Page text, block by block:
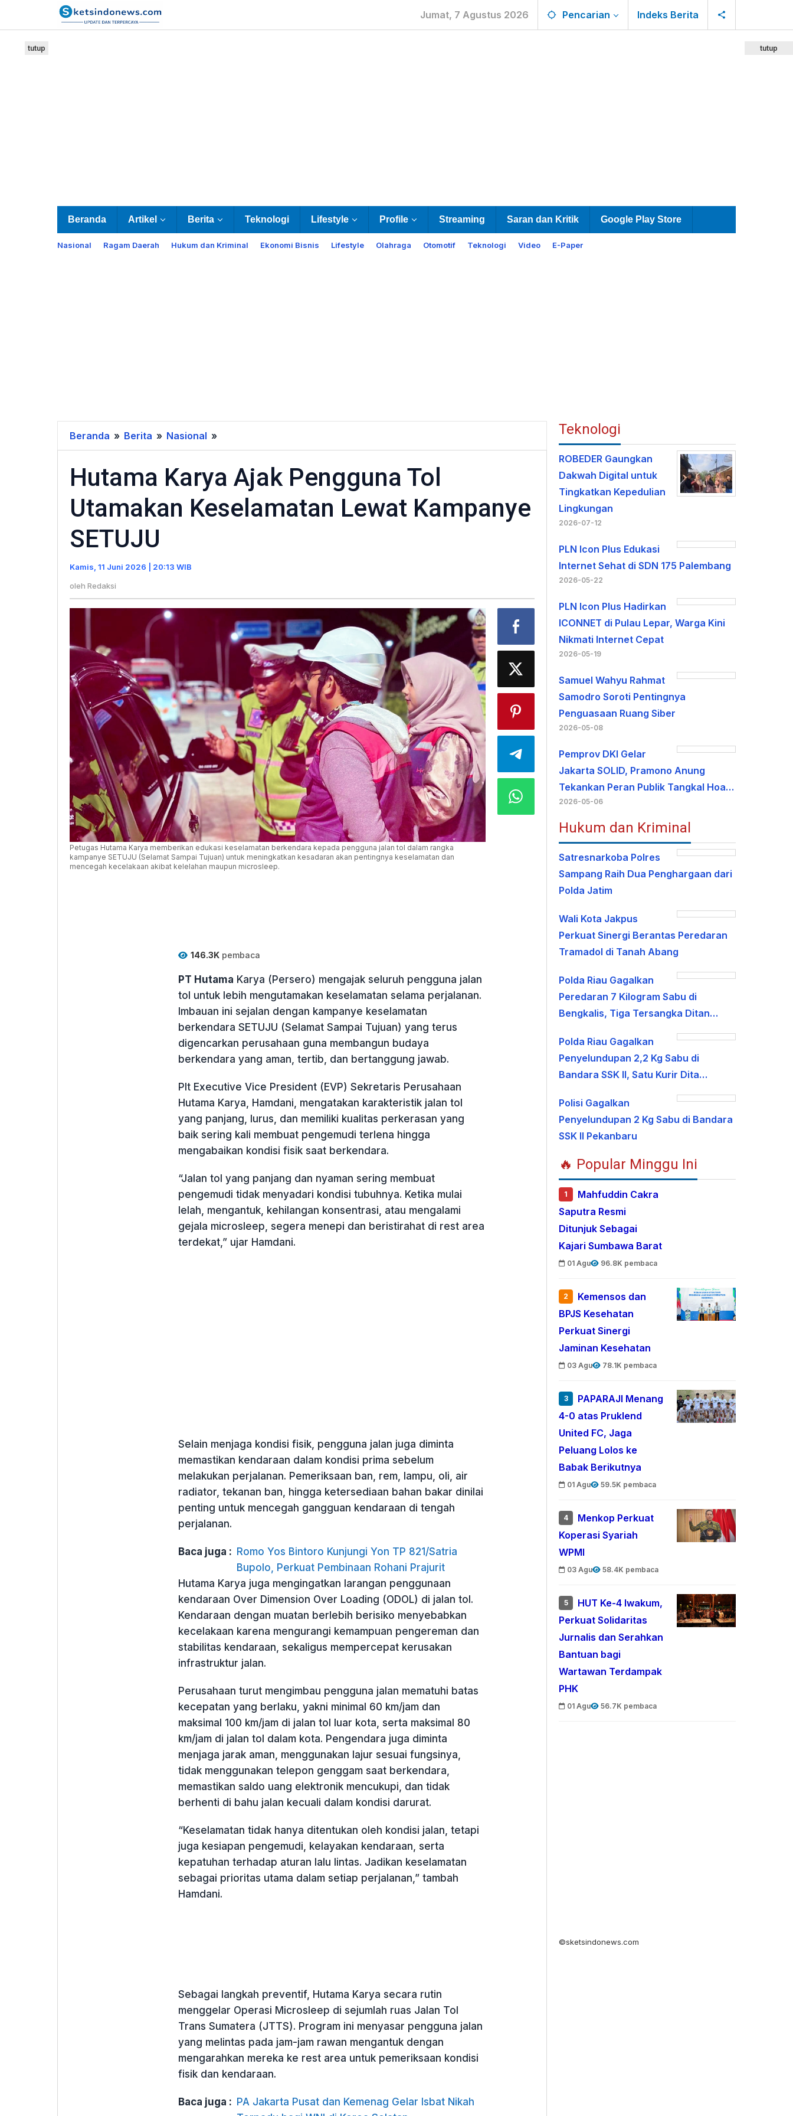
Jumat, 7 Agustus 2026 Pencarian Indeks Berita
Beranda Artikel Berita Teknologi Lifestyle Profile Streaming Saran dan Kritik Google Play Store
Nasional Ragam Daerah Hukum dan Kriminal Ekonomi Bisnis Lifestyle Olahraga Otomotif Teknologi Video E-Paper
tutup tutup
Beranda » Berita » Nasional »
Karya
Ajak
Pengguna
Tol
Utamakan
Hutama Karya Ajak Pengguna Tol
Utamakan Keselamatan Lewat Kampanye
SETUJU
Kamis, 11 Juni 2026 | 20:13 WIB
oleh Redaksi
Petugas Hutama Karya memberikan edukasi keselamatan berkendara kepada pengguna jalan tol dalam rangka
kampanye SETUJU (Selamat Sampai Tujuan) untuk meningkatkan kesadaran akan pentingnya keselamatan dan
mencegah kecelakaan akibat kelelahan maupun microsleep.
146.3Kpembaca
PT Hutama Karya (Persero) mengajak seluruh pengguna jalan
tol untuk lebih mengutamakan keselamatan selama perjalanan.
Imbauan ini sejalan dengan kampanye keselamatan
berkendara SETUJU (Selamat Sampai Tujuan) yang terus
digencarkan perusahaan guna membangun budaya
berkendara yang aman, tertib, dan bertanggung jawab.
Plt Executive Vice President (EVP) Sekretaris Perusahaan
Hutama Karya, Hamdani, mengatakan karakteristik jalan tol
yang panjang, lurus, dan memiliki kualitas perkerasan yang
baik sering kali membuat pengemudi terlena hingga
mengabaikan kondisi fisik saat berkendara.
“Jalan tol yang panjang dan nyaman sering membuat
pengemudi tidak menyadari kondisi tubuhnya. Ketika mulai
lelah, mengantuk, kehilangan konsentrasi, atau mengalami
gejala microsleep, segera menepi dan beristirahat di rest area
terdekat,” ujar Hamdani.
Selain menjaga kondisi fisik, pengguna jalan juga diminta
memastikan kendaraan dalam kondisi prima sebelum
melakukan perjalanan. Pemeriksaan ban, rem, lampu, oli, air
radiator, tekanan ban, hingga ketersediaan bahan bakar dinilai
penting untuk mencegah gangguan kendaraan di tengah
perjalanan.
Baca juga : Romo Yos Bintoro Kunjungi Yon TP 821/Satria
Bupolo, Perkuat Pembinaan Rohani Prajurit
Hutama Karya juga mengingatkan larangan penggunaan
kendaraan Over Dimension Over Loading (ODOL) di jalan tol.
Kendaraan dengan muatan berlebih berisiko menyebabkan
kecelakaan karena mengurangi kemampuan pengereman dan
stabilitas kendaraan, sekaligus mempercepat kerusakan
infrastruktur jalan.
Perusahaan turut mengimbau pengguna jalan mematuhi batas
kecepatan yang berlaku, yakni minimal 60 km/jam dan
maksimal 100 km/jam di jalan tol luar kota, serta maksimal 80
km/jam di jalan tol dalam kota. Pengendara juga diminta
menjaga jarak aman, menggunakan lajur sesuai fungsinya,
tidak menggunakan telepon genggam saat berkendara,
memastikan saldo uang elektronik mencukupi, dan tidak
berhenti di bahu jalan kecuali dalam kondisi darurat.
“Keselamatan tidak hanya ditentukan oleh kondisi jalan, tetapi
juga kesiapan pengemudi, kelayakan kendaraan, serta
kepatuhan terhadap aturan lalu lintas. Jadikan keselamatan
sebagai prioritas utama dalam setiap perjalanan,” tambah
Hamdani.
Sebagai langkah preventif, Hutama Karya secara rutin
menggelar Operasi Microsleep di sejumlah ruas Jalan Tol
Trans Sumatera (JTTS). Program ini menyasar pengguna jalan
yang melintas pada jam-jam rawan mengantuk dengan
mengarahkan mereka ke rest area untuk pemeriksaan kondisi
fisik dan kendaraan.
Baca juga : PA Jakarta Pusat dan Kemenag Gelar Isbat Nikah
Teknologi
ROBEDER Gaungkan
Dakwah Digital untuk
Tingkatkan Kepedulian
Lingkungan
2026-07-12
PLN Icon Plus Edukasi
Internet Sehat di SDN 175 Palembang
2026-05-22
PLN Icon Plus Hadirkan
ICONNET di Pulau Lepar, Warga Kini
Nikmati Internet Cepat
2026-05-19
Samuel Wahyu Rahmat
Samodro Soroti Pentingnya
Penguasaan Ruang Siber
2026-05-08
Pemprov DKI Gelar
Jakarta SOLID, Pramono Anung
Tekankan Peran Publik Tangkal Hoa…
2026-05-06
Hukum dan Kriminal
Satresnarkoba Polres
Sampang Raih Dua Penghargaan dari
Polda Jatim
Wali Kota Jakpus
Perkuat Sinergi Berantas Peredaran
Tramadol di Tanah Abang
Polda Riau Gagalkan
Peredaran 7 Kilogram Sabu di
Bengkalis, Tiga Tersangka Ditan…
Polda Riau Gagalkan
Penyelundupan 2,2 Kg Sabu di
Bandara SSK II, Satu Kurir Dita…
Polisi Gagalkan
Penyelundupan 2 Kg Sabu di Bandara
SSK II Pekanbaru
🔥 Popular Minggu Ini
1
Mahfuddin Cakra
Saputra Resmi
Ditunjuk Sebagai
Kajari Sumbawa Barat
01 Agu 96.8K pembaca
2
Kemensos dan
BPJS Kesehatan
Perkuat Sinergi
Jaminan Kesehatan
03 Agu 78.1K pembaca
3
PAPARAJI Menang
4-0 atas Pruklend
United FC, Jaga
Peluang Lolos ke
Babak Berikutnya
01 Agu 59.5K pembaca
4
Menkop Perkuat
Koperasi Syariah
WPMI
03 Agu 58.4K pembaca
5
HUT Ke-4 Iwakum,
Perkuat Solidaritas
Jurnalis dan Serahkan
Bantuan bagi
Wartawan Terdampak
PHK
01 Agu 56.7K pembaca
©sketsindonews.com